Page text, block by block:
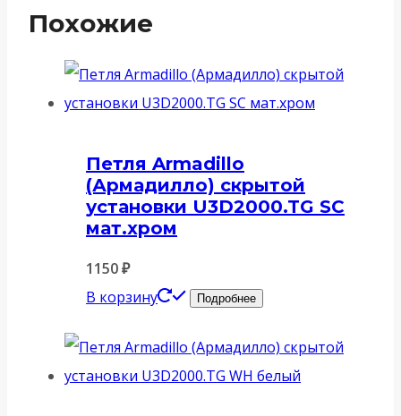
Похожие
Петля Armadillo
(Армадилло) скрытой
установки U3D2000.TG SC
мат.хром
1150₽
В корзину
Подробнее